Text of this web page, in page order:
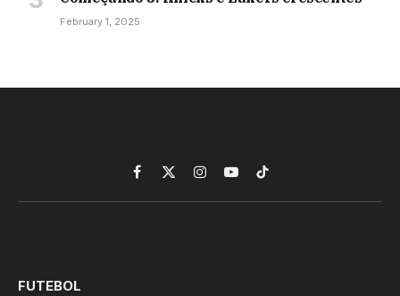
February 1, 2025
Facebook
X
(Twitter)
InstagramYouTubeTikTok
FUTEBOL